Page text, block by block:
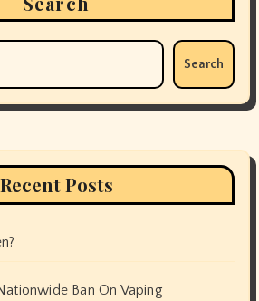
Search
Recent Posts
Ban On Vaping